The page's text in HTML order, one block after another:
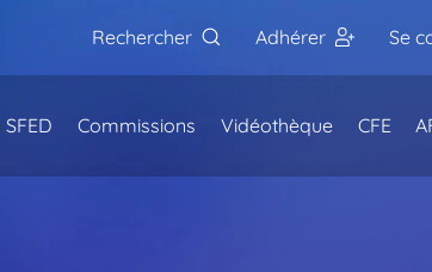
Rechercher
Adhérer Se
SFED Commissions Vidéothèque CFE